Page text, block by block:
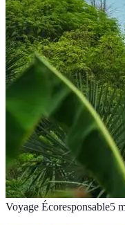
Voyage Écoresponsable5